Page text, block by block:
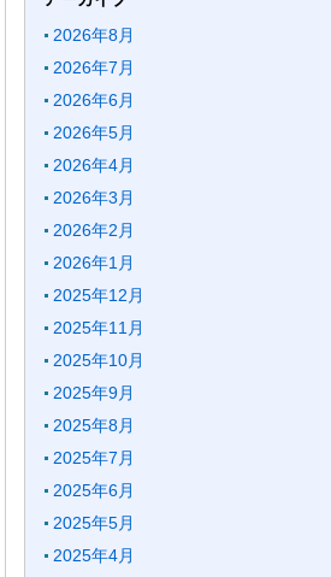
2026年8月
2026年7月
2026年6月
2026年5月
2026年4月
2026年3月
2026年2月
2026年1月
2025年12月
2025年11月
2025年10月
2025年9月
2025年8月
2025年7月
2025年6月
2025年5月
2025年4月